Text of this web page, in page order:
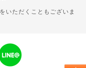
いただくこともございま